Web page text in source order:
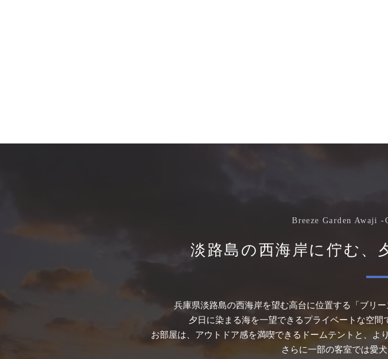
Breeze Garden Awaji
淡路島の西海岸に佇む、
兵庫県淡路島の西海岸を望む高台に位置する「ブリ
夕日に染まる海を一望できるプライベートな空間
お部屋は、アウトドア感を満喫できるドームテントと、よ
さらに一部の客室では愛